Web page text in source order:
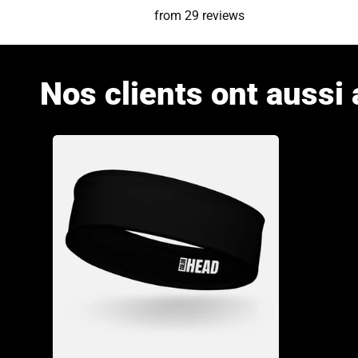
from 29 reviews
Nos clients ont aussi